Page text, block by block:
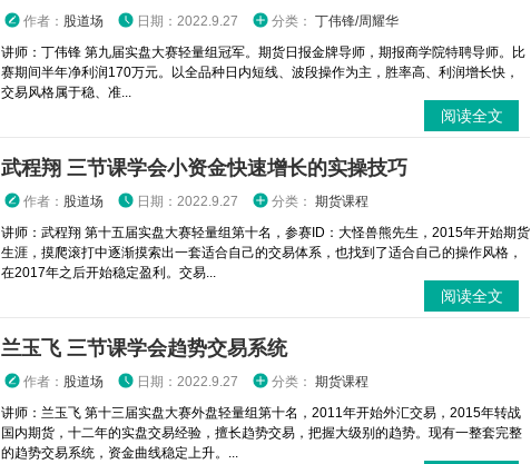
作者： 股道场 日期：2022.9.27 分类： 丁伟锋/周耀华
讲师：丁伟锋 第九届实盘大赛轻量组冠军。期货日报金牌导师，期报商学院特聘导师。比
赛期间半年净利润170万元。以全品种日内短线、波段操作为主，胜率高、利润增长快，
交易风格属于稳、准...
阅读全文
武程翔 三节课学会小资金快速增长的实操技巧
作者： 股道场 日期：2022.9.27 分类： 期货课程
讲师：武程翔 第十五届实盘大赛轻量组第十名，参赛ID：大怪兽熊先生，2015年开始期货
生涯，摸爬滚打中逐渐摸索出一套适合自己的交易体系，也找到了适合自己的操作风格，
在2017年之后开始稳定盈利。交易...
阅读全文
兰玉飞 三节课学会趋势交易系统
作者： 股道场 日期：2022.9.27 分类： 期货课程
讲师：兰玉飞 第十三届实盘大赛外盘轻量组第十名，2011年开始外汇交易，2015年转战
国内期货，十二年的实盘交易经验，擅长趋势交易，把握大级别的趋势。现有一整套完整
的趋势交易系统，资金曲线稳定上升。...